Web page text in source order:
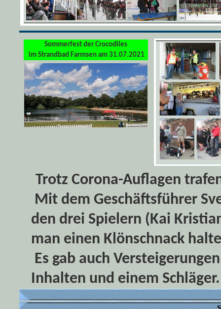
Sommerfest der Crocodiles
im Strandbad Farmsen am 31.07.2021
Trotz Corona-Auflagen
Mit dem Geschäftsführer
den drei Spielern (Kai
man einen Klönschnack
Es gab auch
Inhalten und einem